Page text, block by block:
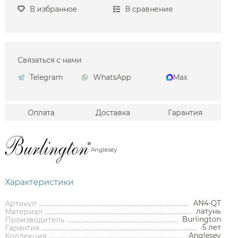
В избранное В сравнение
Связаться с нами
Telegram
WhatsApp Max
Оплата Доставка Гарантия
Anglesey
Характеристики
Артикул
AN4-QT
Материал
латунь
Производитель
Burlington
Гарантия
5 лет
Коллекция
Anglesey